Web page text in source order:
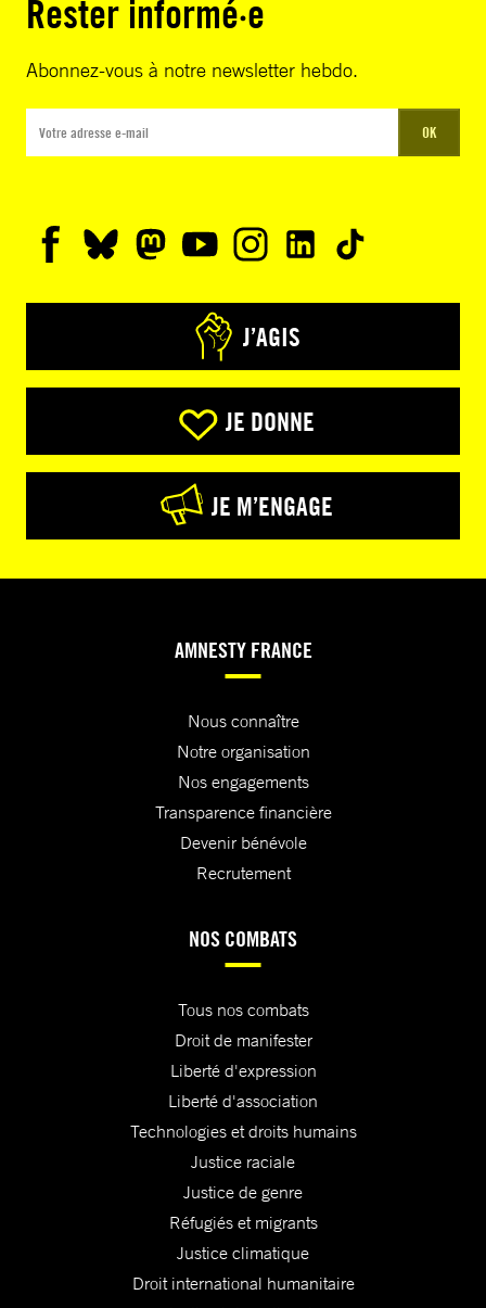
Rester informé·e
Abonnez-vous à notre newsletter hebdo.
OK
J’AGIS
JE DONNE
JE M’ENGAGE
AMNESTY FRANCE
Nous connaître
Notre organisation
Nos engagements
Transparence financière
Devenir bénévole
Recrutement
NOS COMBATS
Tous nos combats
Droit de manifester
Liberté d'expression
Liberté d'association
Technologies et droits humains
Justice raciale
Justice de genre
Réfugiés et migrants
Justice climatique
Droit international humanitaire